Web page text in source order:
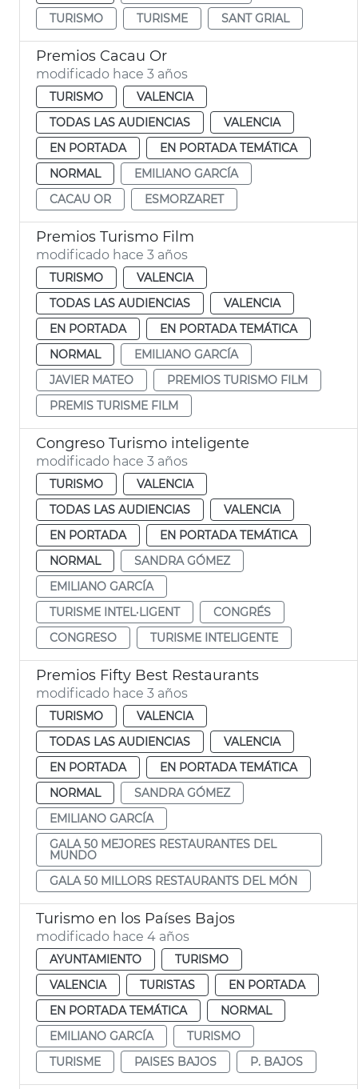
TURISMO TURISME SANT GRIAL
Premios Cacau Or
modificado hace 3 años
TURISMO
VALENCIA
TODAS LAS AUDIENCIAS
VALENCIA
EN PORTADA
EN PORTADA TEMÁTICA
NORMAL
EMILIANO GARCÍA
CACAU OR
ESMORZARET
Premios Turismo Film
modificado hace 3 años
TURISMO
VALENCIA
TODAS LAS AUDIENCIAS
VALENCIA
EN PORTADA
EN PORTADA TEMÁTICA
NORMAL
EMILIANO GARCÍA
JAVIER MATEO
PREMIOS TURISMO FILM
PREMIS TURISME FILM
Congreso Turismo inteligente
modificado hace 3 años
TURISMO
VALENCIA
TODAS LAS AUDIENCIAS
VALENCIA
EN PORTADA
EN PORTADA TEMÁTICA
NORMAL
SANDRA GÓMEZ
EMILIANO GARCÍA
TURISME INTEL·LIGENT
CONGRÉS
CONGRESO
TURISME INTELIGENTE
Premios Fifty Best Restaurants
modificado hace 3 años
TURISMO
VALENCIA
TODAS LAS AUDIENCIAS
VALENCIA
EN PORTADA
EN PORTADA TEMÁTICA
NORMAL
SANDRA GÓMEZ
EMILIANO GARCÍA
GALA 50 MEJORES RESTAURANTES DEL
MUNDO
GALA 50 MILLORS RESTAURANTS DEL MÓN
Turismo en los Países Bajos
modificado hace 4 años
AYUNTAMIENTO
TURISMO
VALENCIA
TURISTAS
EN PORTADA
EN PORTADA TEMÁTICA
NORMAL
EMILIANO GARCÍA
TURISMO
TURISME
PAISES BAJOS P. BAJOS